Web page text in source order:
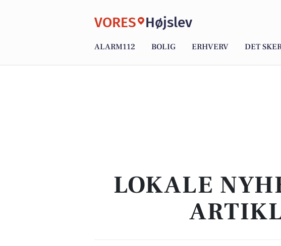
VORES Højslev
ALARM112 BOLIG ERHVERV DET
LOKALE